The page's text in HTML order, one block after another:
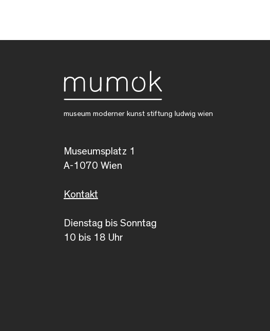
museum moderner kunst stiftung ludwig wien
Museumsplatz 1
A-1070 Wien
Kontakt
Dienstag bis Sonntag
10 bis 18 Uhr